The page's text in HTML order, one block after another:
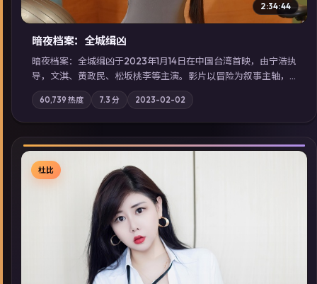
2:34:44
暗夜档案：全城缉凶
暗夜档案：全城缉凶于2023年1月14日在中国台湾首映，由宁浩执
导，文淇、黄政民、松坂桃李等主演。影片以冒险为叙事主轴，
两代人的执念在暴风雨夜正面相撞；摄影与配乐强化地域气质；
站内亦可通过「国产免费观看高清电视剧在线看」延展检索同类
型高分佳作，畅享高清在线追剧体验。
60,739 热度 7.3 分 2023-02-02
▶
杜比